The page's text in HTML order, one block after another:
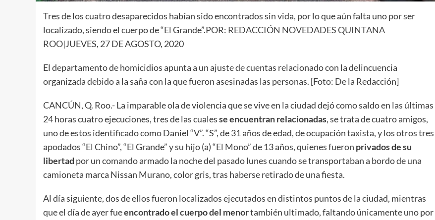
Tres de los cuatro desaparecidos habían sido encontrados sin vida, por lo que aún falta uno por ser
localizado, siendo el cuerpo de “El Grande”.POR: REDACCIÓN NOVEDADES QUINTANA
ROO|JUEVES, 27 DE AGOSTO, 2020
El departamento de homicidios apunta a un ajuste de cuentas relacionado con la delincuencia
organizada debido a la saña con la que fueron asesinadas las personas. [Foto: De la Redacción]
CANCÚN, Q. Roo.- La imparable ola de violencia que se vive en la ciudad dejó como saldo en las últimas
24 horas cuatro ejecuciones, tres de las cualesse encuentran relacionadas, se trata de cuatro amigos,
uno de estos identificado como Daniel “V”. “S”, de 31 años de edad, de ocupación taxista, y los otros tres
apodados “El Chino”, “El Grande” y su hijo (a) “El Mono” de 13 años, quienes fueron privados de su
libertad por un comando armado la noche del pasado lunes cuando se transportaban a bordo de una
camioneta marca Nissan Murano, color gris, tras haberse retirado de una fiesta.
Al día siguiente, dos de ellos fueron localizados ejecutados en distintos puntos de la ciudad, mientras
que el día de ayer fueencontrado el cuerpo del menortambién ultimado, faltando únicamente uno por